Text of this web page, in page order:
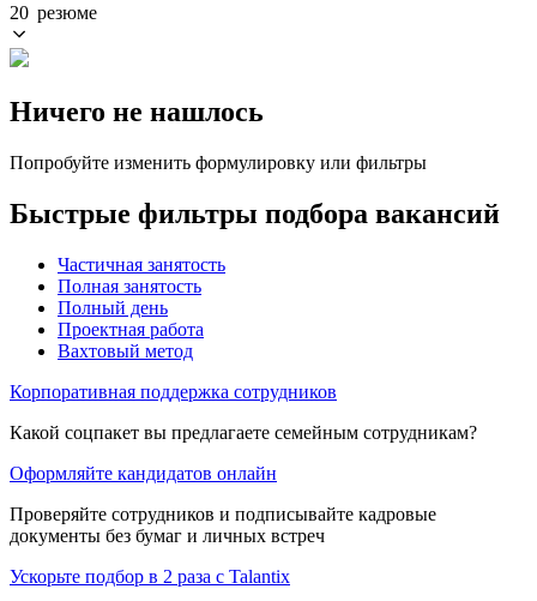
20 резюме
Ничего не нашлось
Попробуйте изменить формулировку или фильтры
Быстрые фильтры подбора вакансий
Частичная занятость
Полная занятость
Полный день
Проектная работа
Вахтовый метод
Корпоративная поддержка сотрудников
Какой соцпакет вы предлагаете семейным сотрудникам?
Оформляйте кандидатов онлайн
Проверяйте сотрудников и подписывайте кадровые
документы без бумаг и личных встреч
Ускорьте подбор в 2 раза с Talantix